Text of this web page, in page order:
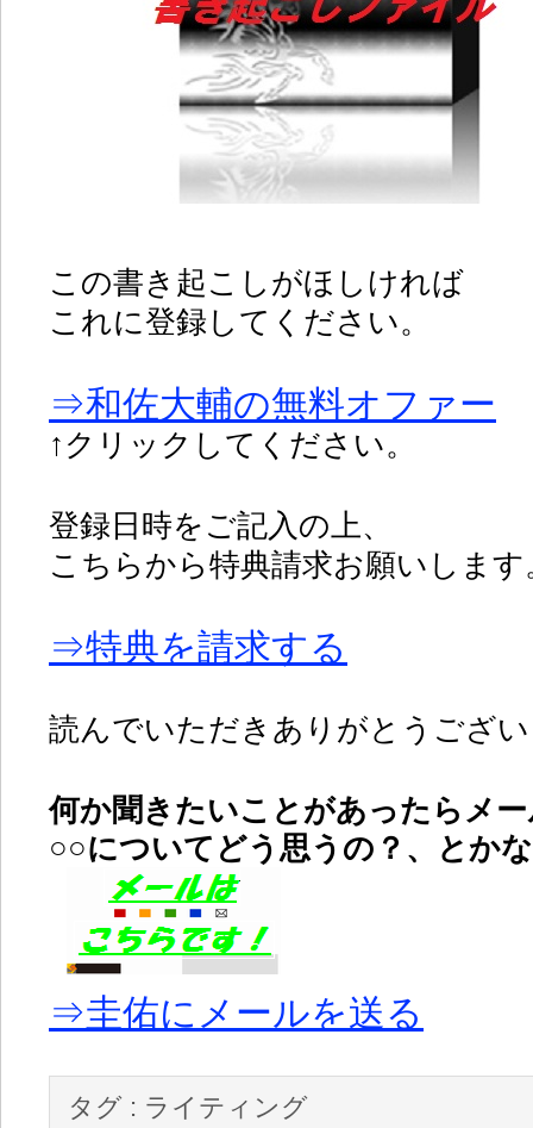
この書き起こしがほしければ
これに登録してください。
⇒和佐大輔の無料オファー
↑クリックしてください。
登録日時をご記入の上、
こちらから特典請求お願いします
⇒特典を請求する
読んでいただきありがとうござ
何か聞きたいことがあったらメ
○○についてどう思うの？、とか
⇒圭佑にメールを送る
タグ : ライティング